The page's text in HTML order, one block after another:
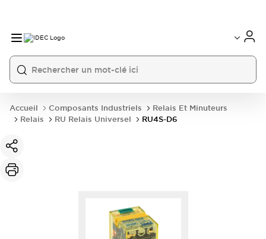
Accueil Composants Industriels
Relais Et Minuteurs
Relais
RU Relais Universel RU4S-D6